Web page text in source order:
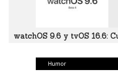
watchOS 9.6 y tvOS 16.6:
Humor